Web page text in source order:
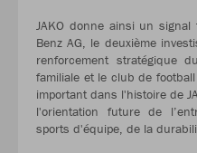
JAKO donne ainsi un
Benz AG, le deuxième
renforcement stratégique
familiale et le club de
important dans l'histoire de
l'orientation future de
sports d'équipe, de la